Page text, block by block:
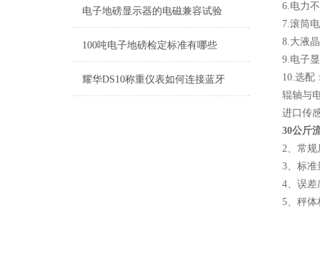
电子地磅显示器的电磁兼容试验
100吨电子地磅检定标准有哪些
耀华DS10称重仪表如何连接蓝牙
6.电力
7.滚筒
8.大液
9.电子
10.选配
辊轴与
进口传
30公斤
2、常规
3、标准
4、误差
5、秤体